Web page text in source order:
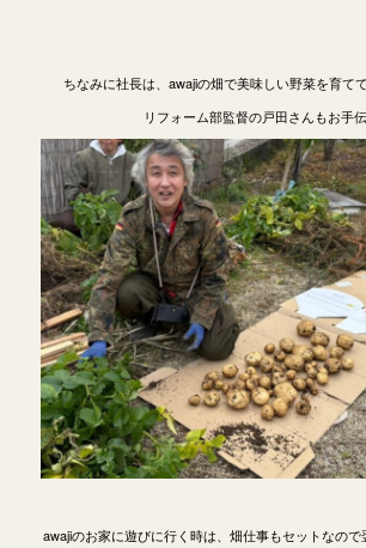
ちなみに社長は、awajiの畑で美味しい野菜を育て
リフォーム部監督の戸田さんもお手
awajiのお家に遊びに行く時は、畑仕事もセットなので